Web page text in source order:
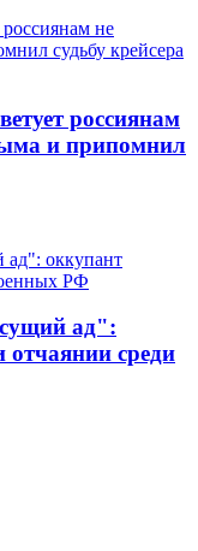
россиянам
и припомнил
ад":
отчаянии среди